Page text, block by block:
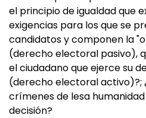
el principio de igualdad que
exigencias para los que se
candidatos y componen la
(derecho electoral pasivo),
el ciudadano que ejerce su
(derecho electoral activo)?;
crímenes de lesa
decisión?